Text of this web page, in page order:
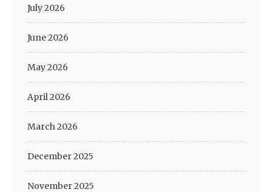
July 2026
June 2026
May 2026
April 2026
March 2026
December 2025
November 2025